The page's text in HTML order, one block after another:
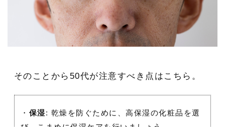
そのことから50代が注意すべき点はこちら。
・ 保湿: 乾燥を防ぐために、高保湿の化粧品を選